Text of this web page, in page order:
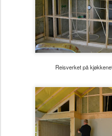
Reisverket på